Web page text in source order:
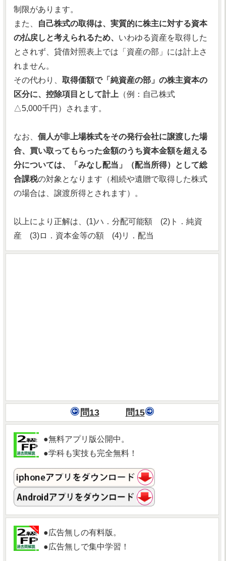
制限があります。
また、
自己株式の取得は、実質的に株主に対する資本
の払戻しと考えられるため、 いわゆる資産を取得した
とされず、貸借対照表上では「資産の部」には計上さ
れません。
その代わり、 取得価額で「純資産の部」の株主資本の
区分に、控除項目として計上 （例：自己株式
△5,000千円）されます。
なお、 個人が非上場株式をその発行会社に譲渡した場
合、買い取ってもらった金額のうち資本金額を超える
分については、「みなし配当」（配当所得）として総
合課税の対象となります（相続や遺贈で取得した株式
の場合は、譲渡所得とされます）。
以上により正解は、(1)ハ．分配可能額 (2)ト．純資
産 (3)ロ．資本金等の額 (4)リ．配当
問13 問15
●無料アプリ版公開中。
●学科も実技も完全無料！
●広告無しの有料版。
●広告無しで集中学習！